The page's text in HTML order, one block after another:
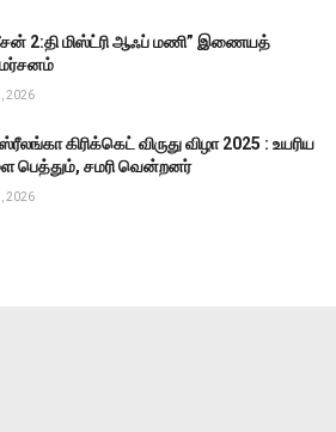
2:தி மிஸ்ட்ரி ஆஃப் மணி” இணையத்
2026
கிரிக்கெட் விருது விழா 2025 : உயரிய
பெத்தும், சமரி வென்றனர்
2026